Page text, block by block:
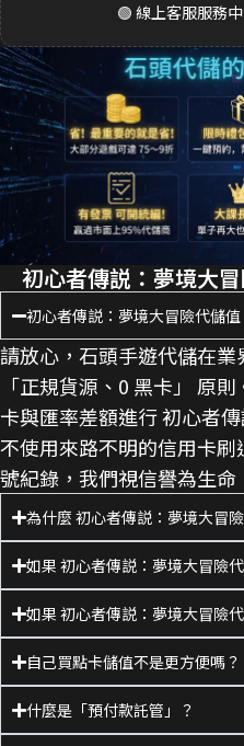
🟢 線上客服服務
初心者傳説：夢境大
初心者傳説：夢境大冒險代儲值
請放心，石頭手遊代儲在
「正規貨源、0 黑卡」 原
卡與匯率差額進行 初心者
不使用來路不明的信用卡
號紀錄，我們視信譽為生命
為什麼 初心者傳説：夢境大冒
如果 初心者傳説：夢境大冒險
如果 初心者傳説：夢境大冒險
自己買點卡儲值不是更方便嗎？
什麼是「預付款託管」？